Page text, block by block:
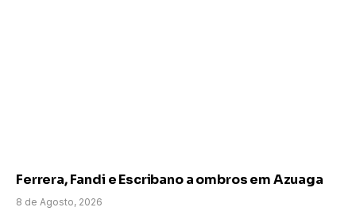
Ferrera, Fandi e Escribano a ombros em Azuaga
8 de Agosto, 2026